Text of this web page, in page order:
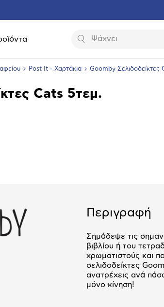
Αναζήτηση
Post It - Χαρτάκια Goomby Σελιδοδείκτες
Cats 5τεμ.
Περιγραφή
Σημάδεψε τις
βιβλίου ή του
χρωματιστούς και
σελιδοδείκτες
ανατρέχεις ανά
μόνο κίνηση!